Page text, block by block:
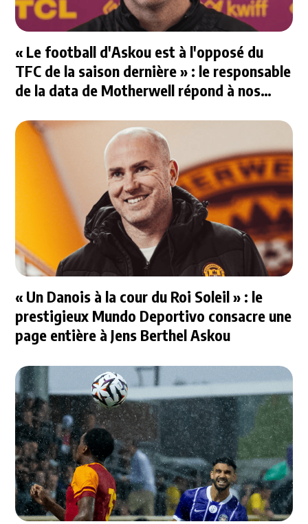
« Le football d'Askou est à l'opposé du
TFC de la saison dernière » : le responsable
de la data de Motherwell répond à nos
« Un Danois à la cour du Roi Soleil » : le
prestigieux Mundo Deportivo consacre une
page entière à Jens Berthel Askou